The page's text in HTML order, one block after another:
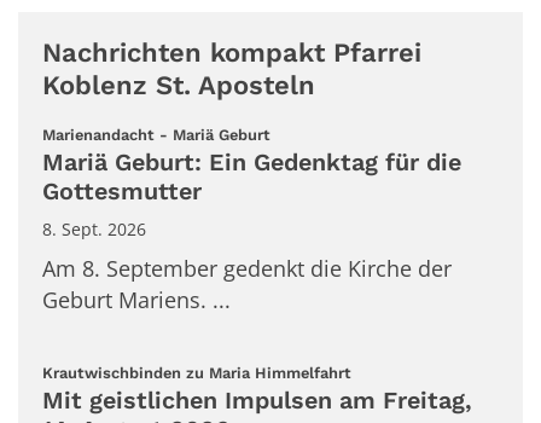
Nachrichten kompakt Pfarrei
Koblenz St. Aposteln
Marienandacht - Mariä Geburt:
Mariä Geburt: Ein Gedenktag für die
Gottesmutter
8. Sept. 2026
Am 8. September gedenkt die Kirche der
Geburt Mariens. ...
Krautwischbinden zu Maria Himmelfahrt:
Mit geistlichen Impulsen am Freitag,